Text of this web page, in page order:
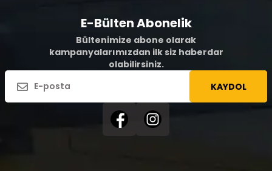
E-Bülten Abonelik
Bültenimize abone olarak
kampanyalarımızdan ilk siz haberdar
olabilirsiniz.
KAYDOL